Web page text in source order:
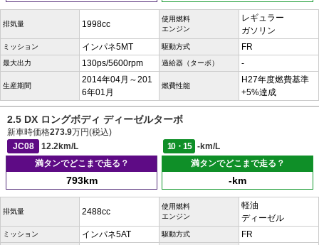
排気量 1998cc
使用燃料
エンジン
レギュラー
ガソリン
ミッション インパネ5MT 駆動方式 FR
最大出力 130ps/5600rpm 過給器（ターボ） -
生産期間
2014年04月～201
6年01月
燃費性能
H27年度燃費基準
+5%達成
2.5 DX ロングボディ ディーゼルターボ
新車時価格273.9万円(税込)
JC08
12.2km/L 10・15
-km/L
満タンでどこまで走る？
793km
満タンでどこまで走る？
-km
排気量 2488cc
使用燃料
エンジン
軽油
ディーゼル
ミッション インパネ5AT 駆動方式 FR